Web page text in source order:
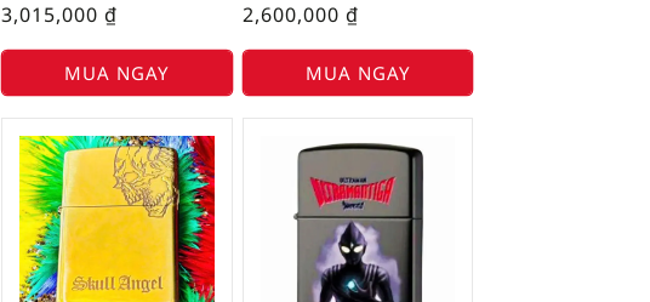
3,015,000 ₫
MUA NGAY
2,600,000 ₫
MUA NGAY